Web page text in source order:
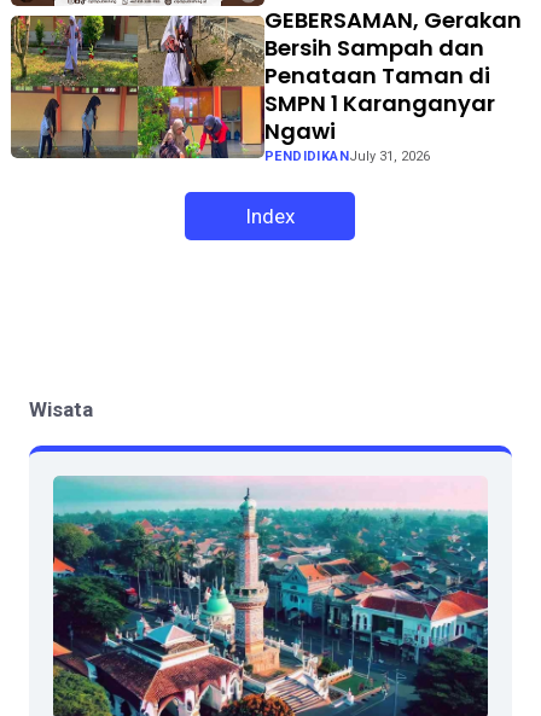
GEBERSAMAN, Gerakan
Bersih Sampah dan
Penataan Taman di
SMPN 1 Karanganyar
Ngawi
PENDIDIKANJuly 31, 2026
Index
Wisata